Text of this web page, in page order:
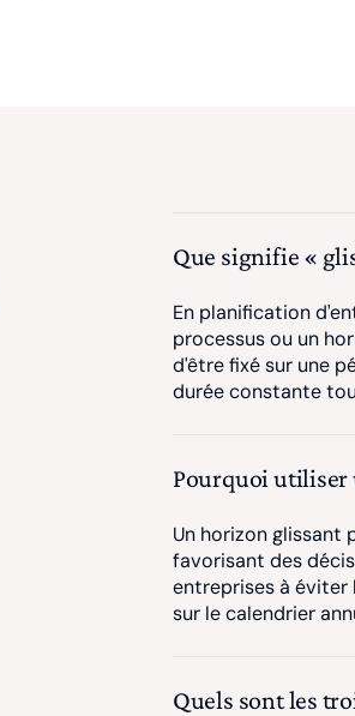
Que signifie «
En planification
processus ou un
d'être fixé sur une
durée constante
Pourquoi utiliser
Un horizon glissant
favorisant des
entreprises à éviter
sur le calendrier
Quels sont les